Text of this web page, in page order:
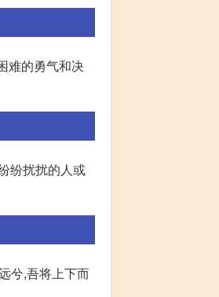
难的勇气和决
纷扰扰的人或
兮,吾将上下而